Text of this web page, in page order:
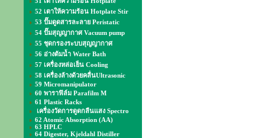
52 เตาให้ความร้อน Hotplate Stir
53 ปั๊มดูดสารละลาย Peristatic
54 ปั๊มสุญญากาศ Vacuum pump
55 ชุดกรองระบบสุญญากาศ
56 อ่างต้มน้ำ Water Bath
57 เครื่องหล่อเย็น Cooling
58 เครื่องล้างด้วยคลื่นUltrasonic
59 Micromanipulator
60 พาราฟิล์ม Parafilm M
61 Plastic Racks
เครื่องวัดการดูดกลืนแสง Spectro
62 Atomic Absorption (AA)
63 HPLC
64 Digester, Kjeldahl Distiller